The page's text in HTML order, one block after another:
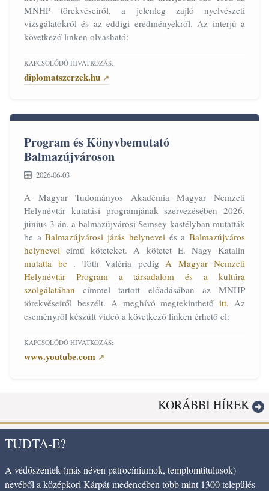
MNHP törekvéseiről, a jelenleg zajló nyelvészeti
vizsgálatokról és az eddigi eredményekről. Az interjú a
következő linken olvasható:
KAPCSOLÓDÓ HIVATKOZÁS:
diplomatszerzek.hu
Program és Könyvbemutató
Balmazújvároson
2026-06-03
A Magyar Tudományos Akadémia Magyar Nemzeti
Helynévtár kutatási programjának szervezésében 2026.
június 3-án, a balmazújvárosi Semsey kastélyban mutatták
be aBalmazújvárosi járás helynevei és aBalmazújváros
helyneveicímű köteteket. A kötetet E. Nagy Katalin
mutatta be . Tóth Valéria pedig A Magyar Nemzeti
Helynévtár Program a társadalom és a kultúra
szolgálatábancímmel tartott előadásában az MNHP
törekvéseiről beszélt. A meghívó megtekinthetőitt.Az
eseményről készült videó a következő linken érhető el:
KAPCSOLÓDÓ HIVATKOZÁS:
www.youtube.com
KORÁBBI HÍREK
TUDTA-E?
A védőszentek (más néven patrocíniumok, templomtitulusok)
nevéből a középkori Kárpát-medencében több mint 1300 település